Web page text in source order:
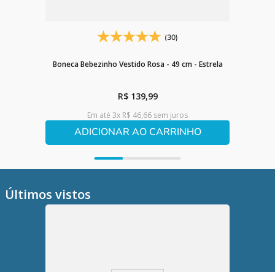
(30)
Boneca Bebezinho Vestido Rosa - 49 cm - Estrela
R$ 139,99
Em até 3x R$ 46,66 sem juros
ADICIONAR AO CARRINHO
Últimos vistos